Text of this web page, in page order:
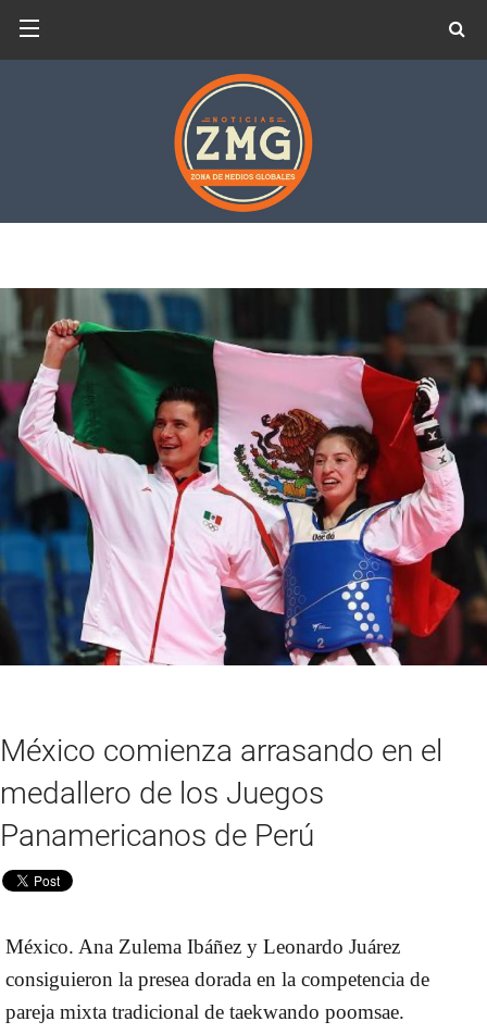
México comienza arrasando en el
medallero de los Juegos
Panamericanos de Perú
México. Ana Zulema Ibáñez y Leonardo Juárez
consiguieron la presea dorada en la competencia de
pareja mixta tradicional de taekwando poomsae.